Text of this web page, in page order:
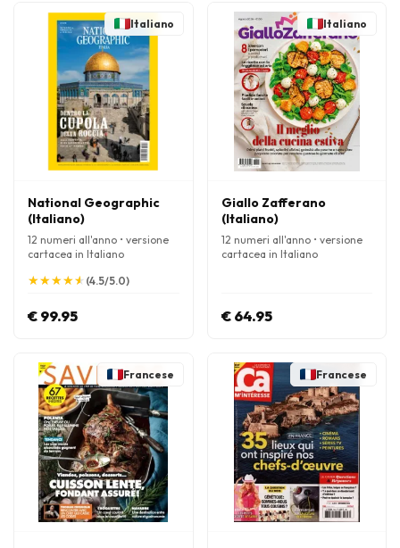
Italiano
National Geographic
(Italiano)
12 numeri all'anno • versione
cartacea in Italiano
★
★★
★★
★★
★★
★ (4.5/5.0)
€ 99.95
Italiano
Giallo Zafferano
(Italiano)
12 numeri all'anno • versione
cartacea in Italiano
€ 64.95
Francese Francese